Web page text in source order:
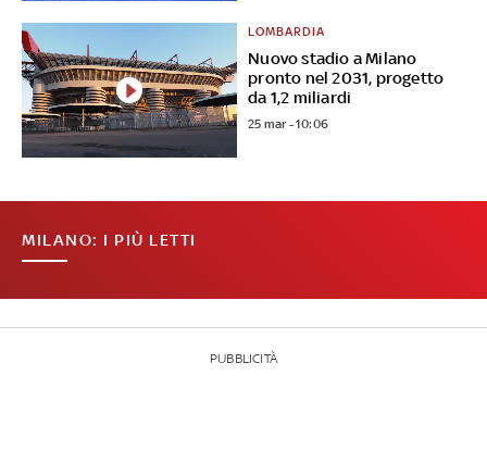
Nuovo stadio a Milano
pronto nel 2031, progetto
da 1,2 miliardi
LOMBARDIA
25 mar - 10:06
MILANO: I PIÙ LETTI
PUBBLICITÀ